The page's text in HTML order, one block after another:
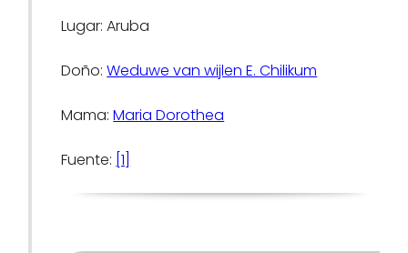
Lugar: Aruba
Doño:Weduwe van wijlen E. Chilikum
Mama:Maria Dorothea
Fuente: [1]